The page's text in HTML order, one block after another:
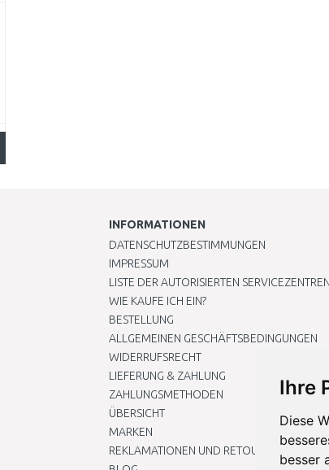
Ihre
Diese
besser
INFORMATIONEN
DATENSCHUTZBESTIMMUNGEN
IMPRESSUM
LISTE DER AUTORISIERTEN SERVICEZENTREN
WIE KAUFE ICH EIN?
BESTELLUNG
ALLGEMEINEN GESCHÄFTSBEDINGUNGEN
WIDERRUFSRECHT
LIEFERUNG & ZAHLUNG
ZAHLUNGSMETHODEN
ÜBERSICHT
MARKEN
REKLAMATIONEN UND RETOUREN